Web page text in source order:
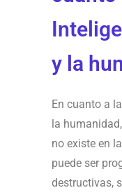
y la
En cuanto a
la
no existe en
puede ser
destructivas,